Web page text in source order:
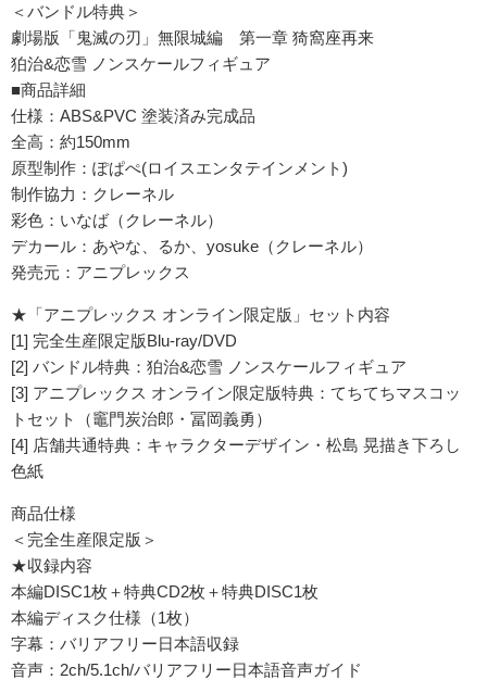
＜バンドル特典＞
劇場版「鬼滅の刃」無限城編 第一章 猗窩座再来
狛治&恋雪 ノンスケールフィギュア
■商品詳細
仕様：ABS&PVC 塗装済み完成品
全高：約150mm
原型制作：ぽぱぺ(ロイスエンタテインメント)
制作協力：クレーネル
彩色：いなば（クレーネル）
デカール：あやな、るか、yosuke（クレーネル）
発売元：アニプレックス
★「アニプレックス オンライン限定版」セット内容
[1] 完全生産限定版Blu-ray/DVD
[2] バンドル特典：狛治&恋雪 ノンスケールフィギュア
[3] アニプレックス オンライン限定版特典：てちてちマスコッ
トセット（竈門炭治郎・冨岡義勇）
[4] 店舗共通特典：キャラクターデザイン・松島 晃描き下ろし
色紙
商品仕様
＜完全生産限定版＞
★収録内容
本編DISC1枚＋特典CD2枚＋特典DISC1枚
本編ディスク仕様（1枚）
字幕：バリアフリー日本語収録
音声：2ch/5.1ch/バリアフリー日本語音声ガイド